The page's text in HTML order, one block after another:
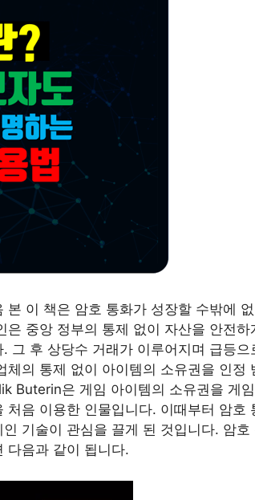
이 책은 암호 통화가 성장할 수밖에
은 중앙 정부의 통제 없이 자산을 안전
그 후 상당수 거래가 이루어지며 급등으
의 통제 없이 아이템의 소유권을 인정
Buterin은 게임 아이템의 소유권을 게
음 이용한 인물입니다. 이때부터 암호
기술이 관심을 끌게 된 것입니다. 암호
다음과 같이 됩니다.